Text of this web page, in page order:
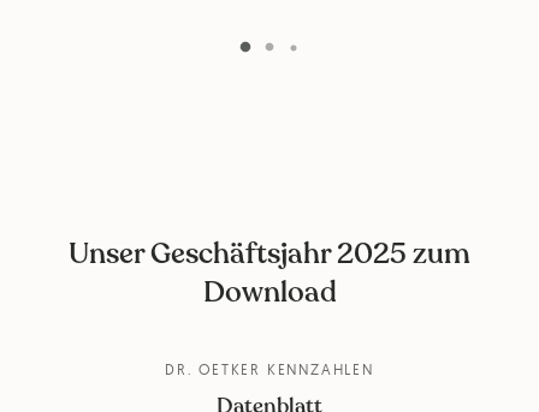
Unser Geschäftsjahr 2025 zum
Download
DR. OETKER KENNZAHLEN
Datenblatt